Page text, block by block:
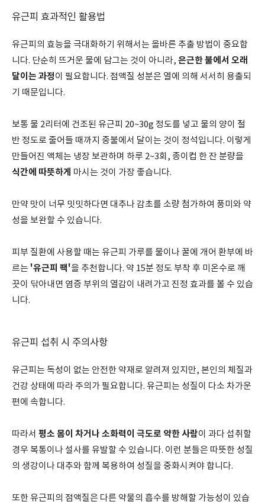
유근피 효과적인 활용법
유근피의 효능을 극대화하기 위해서는 올바른 추출 방법이 중요합
니다. 단순히 뜨거운 물에 담그는 것이 아니라, 은근한 불에서 오래
달이는 과정이 필요합니다. 점액질 성분은 열에 의해 서서히 용출되
기 때문입니다.
보통 물 2리터에 건조된 유근피 20~30g 정도를 넣고 물의 양이 절
반 정도로 줄어들 때까지 중불에서 달이는 것이 정석입니다. 이렇게
만들어진 액체는 냉장 보관하며 하루 2~3회, 종이컵 한 잔 분량을
식간에 따뜻하게 마시는 것이 가장 좋습니다.
만약 맛이 너무 밋밋하다면 대추나 감초를 소량 첨가하여 풍미와 약
성을 보완할 수 있습니다.
피부 질환에 사용할 때는 유근피 가루를 물이나 꿀에 개어 환부에 바
르는 '유근피 팩'을 추천합니다. 약 15분 정도 부착 후 미온수로 깨
끗이 닦아내면 염증 부위의 열감이 내려가고 진정 효과를 볼 수 있습
니다.
유근피 섭취 시 주의사항
유근피는 독성이 없는 안전한 약재로 알려져 있지만, 본인의 체질과
건강 상태에 따라 주의가 필요합니다. 유근피는 성질이 다소 차가운
편에 속합니다.
따라서 평소 몸이 차거나 소화력이 극도로 약한 사람이 과다 섭취할
경우 복통이나 설사를 유발할 수 있습니다. 이런 분들은 따뜻한 성질
의 생강이나 대추와 함께 복용하여 성질을 중화시켜야 합니다.
또한 유근피의 점액질은 다른 약물의 흡수를 방해할 가능성이 있습